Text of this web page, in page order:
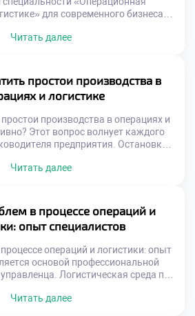
для современного бизнеса.
роста компании. Грамотная
собой сложные механизмы с
факторов. Поверхностный
увидеть истинные причины низкой
Читать далее
простои производства в
и логистике
производства в операциях и
Этот вопрос волнует каждого
предприятия. Остановки
ритма поставок разрушает доверие
должны уметь обеспечивать
процессов. Навык предотвращения
чрезвычайно высоко.
именно отсутствием […]
Читать далее
в процессе операций и
опыт специалистов
операций и логистики: опыт
основой профессиональной
Логистическая среда по
регулярно независимо от
Читать далее